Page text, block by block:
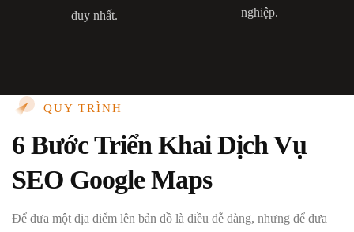
duy nhất.
nghiệp.
QUY TRÌNH
6 Bước Triển Khai Dịch Vụ
SEO Google Maps
Để đưa một địa điểm lên bản đồ là điều dễ dàng, nhưng để đưa